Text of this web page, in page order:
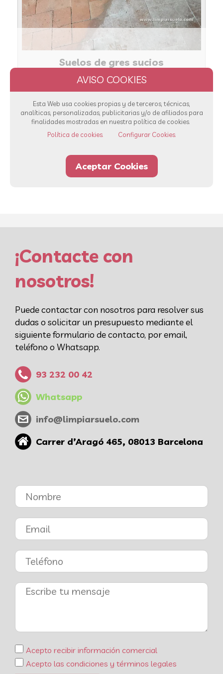
Suelos de gres sucios
Ver todos los servicios
93 232 00 42 Whatsapp
¡Contacte con
nosotros!
Puede contactar con nosotros para resolver sus
dudas o solicitar un presupuesto mediante el
siguiente formulario de contacto, por email,
teléfono o Whatsapp.
93 232 00 42
Whatsapp
info@limpiarsuelo.com
Carrer d’Aragó 465, 08013 Barcelona
Acepto recibir información comercial
Acepto las condiciones y términos legales
Esta Web usa cookies propias y de terceros, técnicas,
analíticas, personalizadas, publicitarias y/o de afiliados para
finalidades mostradas en nuestra política de cookies.
Política de cookies.
Configurar Cookies.
Aceptar Cookies